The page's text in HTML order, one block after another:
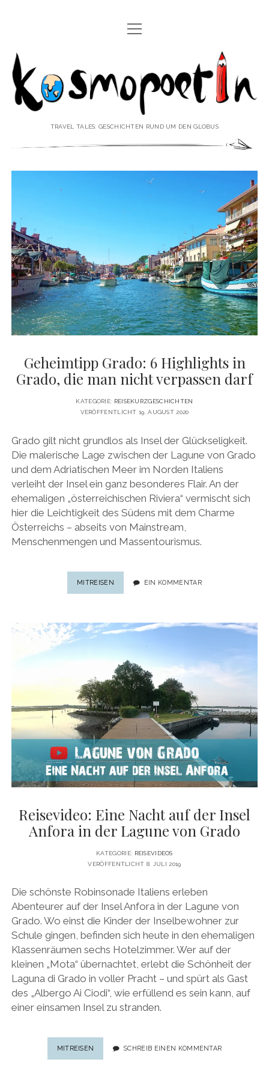
REISEREPORTAGEN
REISEPOESIE
REISEKOLUMNEN
REISEVIDEOS
REISESPECIALS
Menü
öffnen
IMPRESSUM
DATENSCHUTZERKLÄRUNG
♥ ÜBER DIE AUTORIN Menü
öffnen
VITA
PRESSE & MEDIEN
MEDIADATEN
twitterfacebook
pinterestyoutubeinstagram
Menü
öffnen
Kosmopoetin
TRAVEL TALES: GESCHICHTEN RUND UM DEN GLOBUS
Geheimtipp Grado: 6 Highlights in
Grado, die man nicht verpassen darf
KATEGORIE: REISEKURZGESCHICHTEN
VERÖFFENTLICHT 19. AUGUST 2020
Grado gilt nicht grundlos als Insel der Glückseligkeit.
Die malerische Lage zwischen der Lagune von Grado
und dem Adriatischen Meer im Norden Italiens
verleiht der Insel ein ganz besonderes Flair. An der
ehemaligen „österreichischen Riviera“ vermischt sich
hier die Leichtigkeit des Südens mit dem Charme
Österreichs – abseits von Mainstream,
Menschenmengen und Massentourismus.
MITREISEN GEHEIMTIPP
GRADO:
MAN
NICHT
VERPASSEN
DARF
EIN KOMMENTAR
Reisevideo: Eine Nacht auf der Insel
Anfora in der Lagune von Grado
KATEGORIE: REISEVIDEOS
VERÖFFENTLICHT 8. JULI 2019
Die schönste Robinsonade Italiens erleben
Abenteurer auf der Insel Anfora in der Lagune von
Grado. Wo einst die Kinder der Inselbewohner zur
Schule gingen, befinden sich heute in den ehemaligen
Klassenräumen sechs Hotelzimmer. Wer auf der
kleinen „Mota“ übernachtet, erlebt die Schönheit der
Laguna di Grado in voller Pracht – und spürt als Gast
des „Albergo Ai Ciodi“, wie erfüllend es sein kann, auf
einer einsamen Insel zu stranden.
MITREISEN
REISEVIDEO:
EINE
SCHREIB EINEN KOMMENTAR